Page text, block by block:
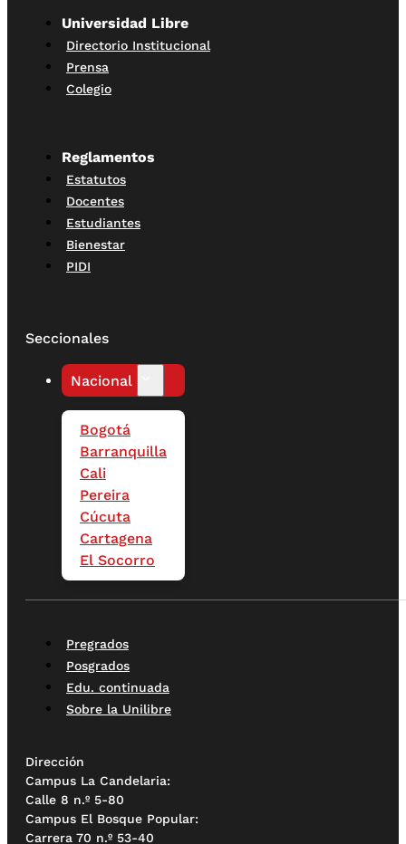
Universidad Libre
Directorio Institucional
Prensa
Colegio
Reglamentos
Estatutos
Docentes
Estudiantes
Bienestar
PIDI
Seccionales
Nacional
Bogotá
Barranquilla
Cali
Pereira
Cúcuta
Cartagena
El Socorro
Pregrados
Posgrados
Edu. continuada
Sobre la Unilibre
Dirección
Campus La Candelaria:
Calle 8 n.º 5-80
Campus El Bosque Popular:
Carrera 70 n.º 53-40